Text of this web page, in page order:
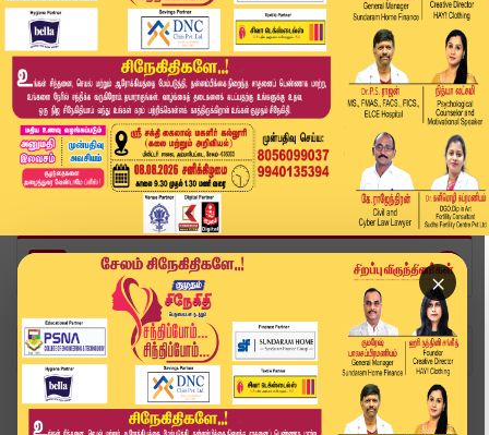
×
Home Topics Nayanthara